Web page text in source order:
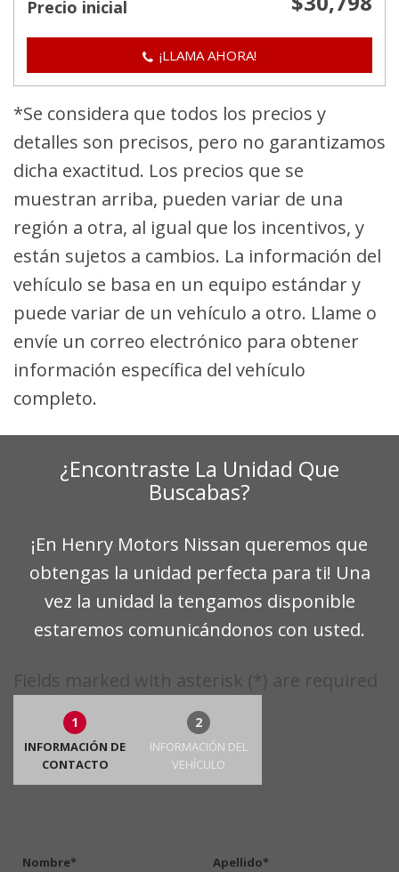
Precio inicial
¡LLAMA AHORA!
*Se considera que todos los precios y
detalles son precisos, pero no garantizamos
dicha exactitud. Los precios que se
muestran arriba, pueden variar de una
región a otra, al igual que los incentivos, y
están sujetos a cambios. La información del
vehículo se basa en un equipo estándar y
puede variar de un vehículo a otro. Llame o
envíe un correo electrónico para obtener
información específica del vehículo
completo.
¿Encontraste La Unidad Que
Buscabas?
¡En Henry Motors Nissan queremos que
obtengas la unidad perfecta para ti! Una
vez la unidad la tengamos disponible
estaremos comunicándonos con usted.
Fields marked with asterisk (*) are required
1
INFORMACIÓN DE
CONTACTO
2
INFORMACIÓN DEL
VEHÍCULO
Nombre* Apellido*